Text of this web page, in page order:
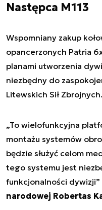
Następca M113
Wspomniany zakup
opancerzonych Patria
planami utworzenia
niezbędny do
Litewskich Sił Zbrojnych.
„To wielofunkcyjna
montażu systemów
będzie służyć celom
tego systemu jest
funkcjonalności dywizji”
narodowej Robertas